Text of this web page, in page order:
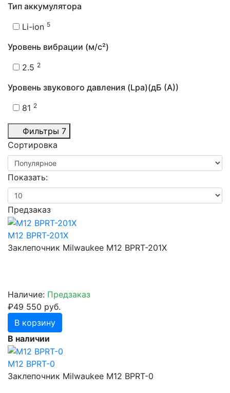
Тип аккумулятора
Li-ion 5
Уровень вибрации (м/с²)
2.5 2
Уровень звукового давления (Lpa)(дБ (А))
81 2
Фильтры 7
Сортировка
Показать:
Предзаказ
M12 BPRT-201X
Заклепочник Milwaukee M12 BPRT-201X
Наличие: Предзаказ
₽49 550 руб.
В корзину
В наличии
M12 BPRT-0
Заклепочник Milwaukee M12 BPRT-0